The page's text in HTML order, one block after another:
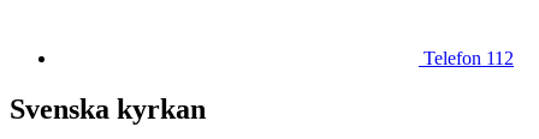
Telefon 112
Svenska kyrkan